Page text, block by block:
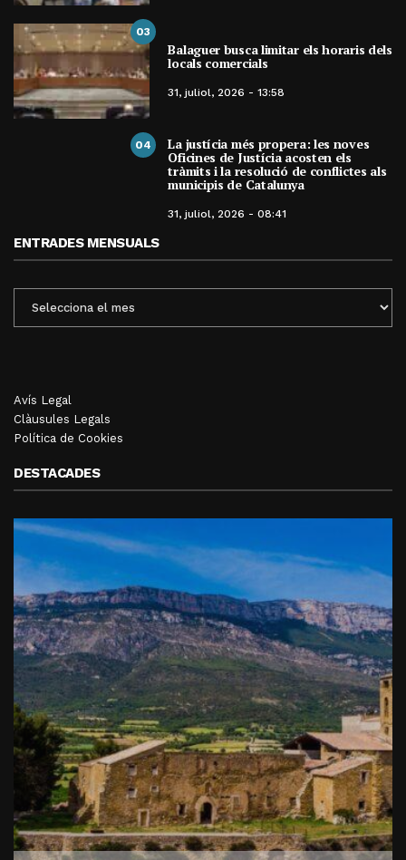
03
Balaguer busca limitar els horaris dels
locals comercials
31, juliol, 2026 - 13:58
04 La justícia més propera: les noves
Oficines de Justícia acosten els
tràmits i la resolució de conflictes als
municipis de Catalunya
31, juliol, 2026 - 08:41
ENTRADES MENSUALS
MENSUALS
Avís Legal
Clàusules Legals
Política de Cookies
DESTACADES